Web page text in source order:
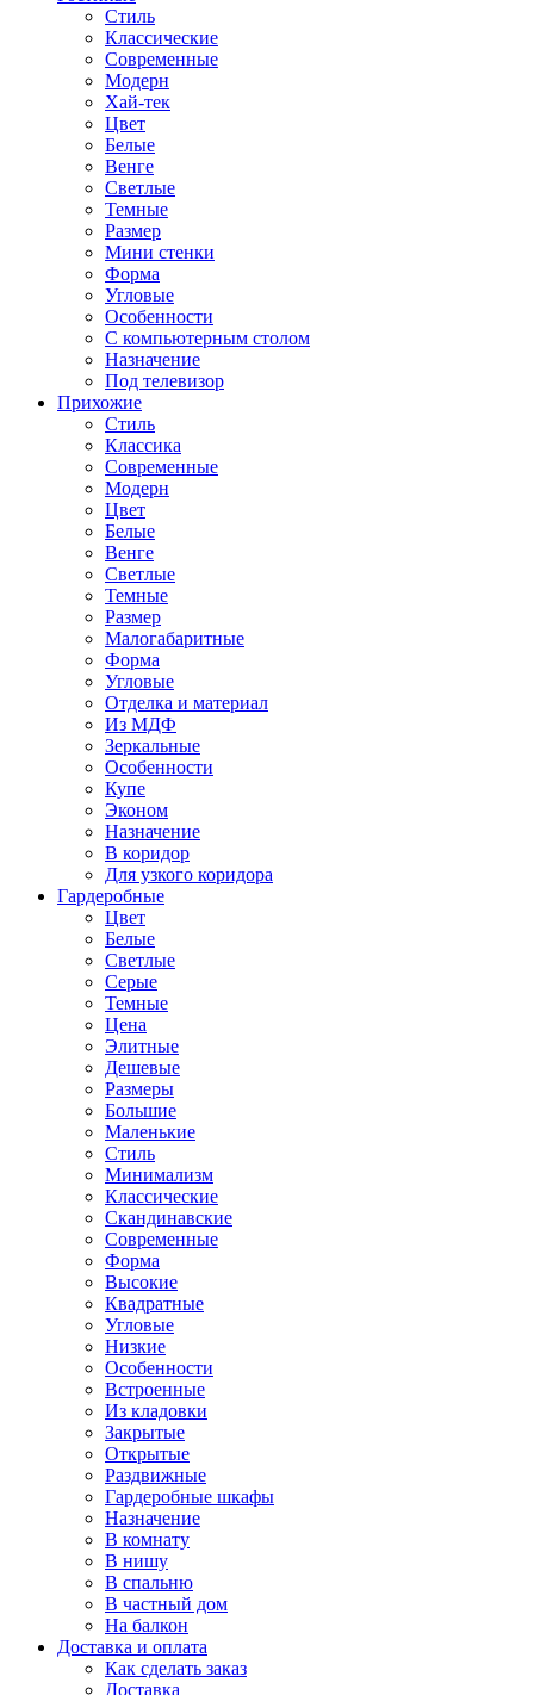
Стиль
Классические
Современные
Модерн
Хай-тек
Цвет
Белые
Венге
Светлые
Темные
Размер
Мини стенки
Форма
Угловые
Особенности
С компьютерным столом
Назначение
Под телевизор
Прихожие
Стиль
Классика
Современные
Модерн
Цвет
Белые
Венге
Светлые
Темные
Размер
Малогабаритные
Форма
Угловые
Отделка и материал
Из МДФ
Зеркальные
Особенности
Купе
Эконом
Назначение
В коридор
Для узкого коридора
Гардеробные
Цвет
Белые
Светлые
Серые
Темные
Цена
Элитные
Дешевые
Размеры
Большие
Маленькие
Стиль
Минимализм
Классические
Скандинавские
Современные
Форма
Высокие
Квадратные
Угловые
Низкие
Особенности
Встроенные
Из кладовки
Закрытые
Открытые
Раздвижные
Гардеробные шкафы
Назначение
В комнату
В нишу
В спальню
В частный дом
На балкон
Доставка и оплата
Как сделать заказ
Доставка